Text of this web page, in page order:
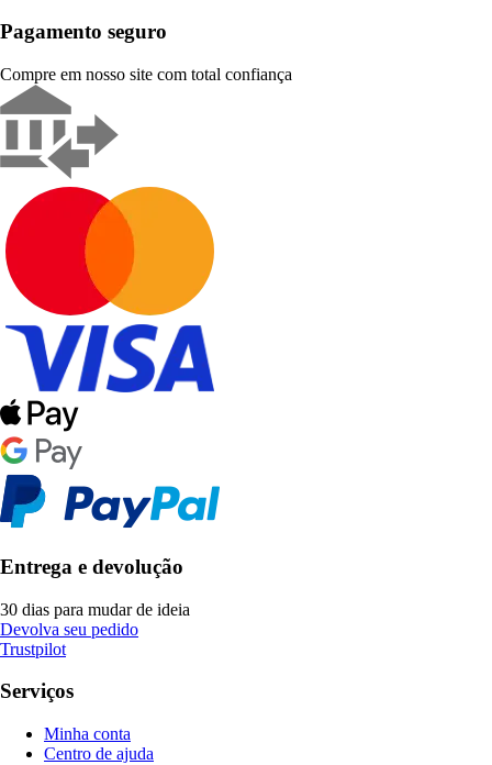
Pagamento seguro
Compre em nosso site com total confiança
Entrega e devolução
30 dias para mudar de ideia
Devolva seu pedido
Trustpilot
Serviços
Minha conta
Centro de ajuda